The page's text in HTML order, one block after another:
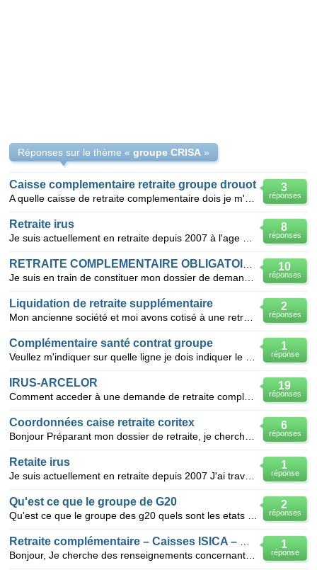
Réponses sur le thème «groupe CRISA »
3
réponses
Caisse complementaire retraite groupe drouot
8
réponses
Retraite irus
10
réponses
2
réponses
Liquidation de retraite supplémentaire
1
réponse
Complémentaire santé contrat groupe
19
réponses
IRUS-ARCELOR
6
réponses
Coordonnées caise retraite coritex
1
réponse
Retaite irus
2
réponses
Qu'est ce que le groupe de G20
1
réponse